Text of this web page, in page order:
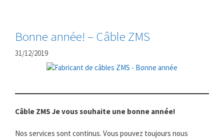
Bonne année! – Câble ZMS
31/12/2019
Câble ZMS Je vous souhaite une bonne année!
Nos services sont continus. Vous pouvez toujours nous